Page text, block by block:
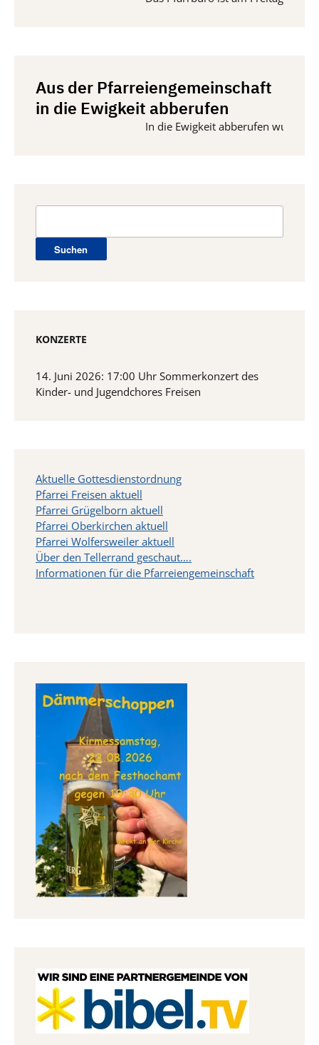
Aus der Pfarreiengemeinschaft
in die Ewigkeit abberufen
In die Ewigkeit abberufen wurden
KONZERTE
14. Juni 2026: 17:00 Uhr Sommerkonzert des
Kinder- und Jugendchores Freisen
Aktuelle Gottesdienstordnung
Pfarrei Freisen aktuell
Pfarrei Grügelborn aktuell
Pfarrei Oberkirchen aktuell
Pfarrei Wolfersweiler aktuell
Über den Tellerrand geschaut….
Informationen für die Pfarreiengemeinschaft